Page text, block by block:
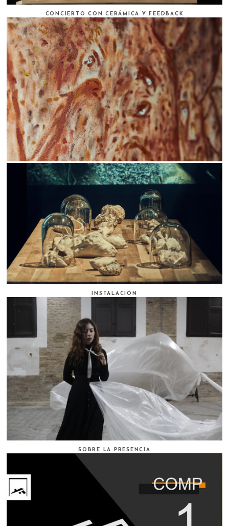
CONCIERTO CON CERÁMICA Y FEEDBACK
INSTALACIÓN
SOBRE LA PRESENCIA